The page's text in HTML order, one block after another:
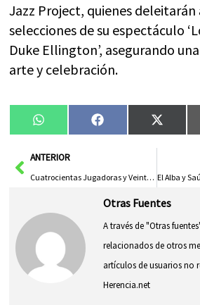
Jazz Project, quienes
selecciones de su espectáculo
Duke Ellington’, asegurando
arte y celebración.
Compartir
en
WhatsAppCompartir
en
Facebook
en
X
AntANTERIOR
Cuatrocientas Jugadoras y Veinte Equipos Disputarán la Primera Liga Regional Cadete Femenina en Castilla-La Mancha
Otras Fuentes
A través de "Otras
relacionados de otros
artículos de usuarios no
Herencia.net